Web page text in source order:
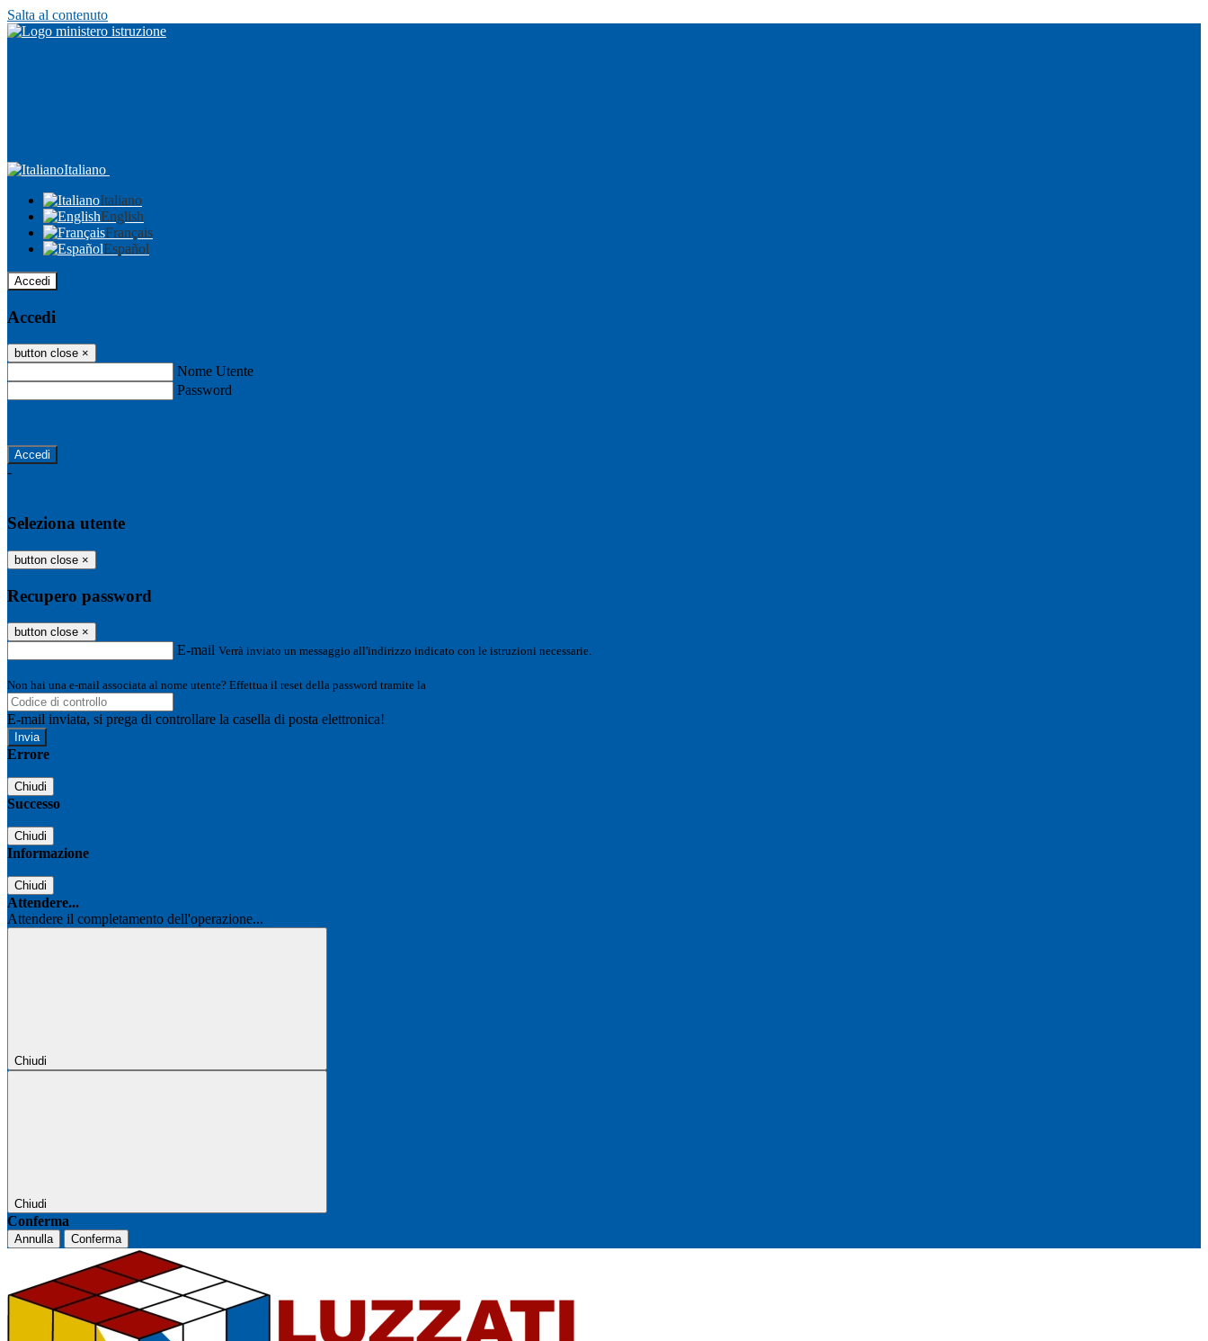
Salta al contenuto
Italiano
Italiano
English
Français
Español
Accedi
Accedi
button close ×
Nome Utente
Password
-
Seleziona utente
button close ×
Recupero password
button close ×
E-mail Verrà inviato un messaggio all'indirizzo indicato con le istruzioni necessarie.
Non hai una e-mail associata al nome utente? Effettua il reset della password tramite la
E-mail inviata, si prega di controllare la casella di posta elettronica!
Errore
Chiudi
Successo
Chiudi
Informazione
Chiudi
Attendere...
Attendere il completamento dell'operazione...
Chiudi
Chiudi
Conferma
Annulla Conferma